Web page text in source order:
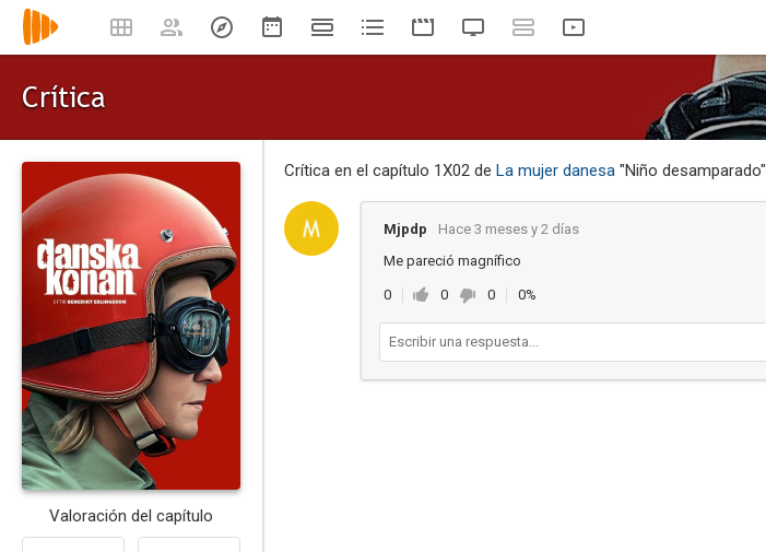
Crítica
Valoración del capítulo
Crítica en el capítulo 1X02 de La mujer danesa "Niño desamparado"
Mjpdp Hace 3 meses y 2 días
Me pareció magnífico
0 0 0 0%